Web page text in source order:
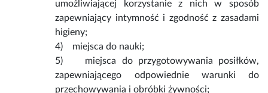
umożliwiającej korzystanie z nich w sposób
zapewniający intymność i zgodność z zasadami
higieny;
4) miejsca do nauki;
5) miejsca do przygotowywania posiłków,
zapewniającego odpowiednie warunki do
przechowywania i obróbki żywności;